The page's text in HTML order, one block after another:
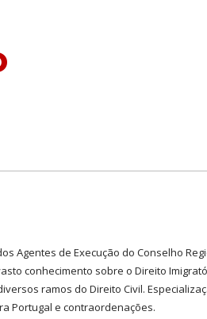
Agentes de Execução do Conselho
conhecimento sobre o Direito
ramos do Direito Civil.
Portugal e contraordenações.